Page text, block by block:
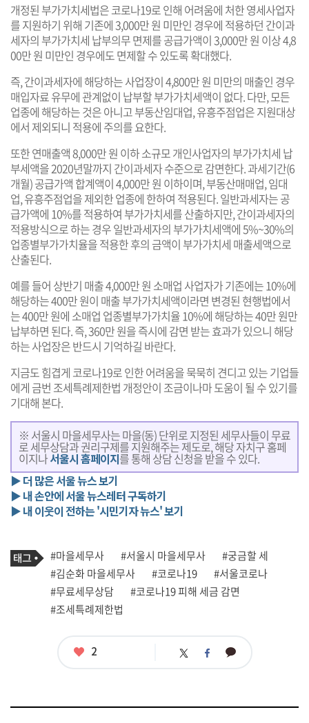
개정된 부가가치세법은 코로나19로 인해 어려움에 처한 영세사업자
를 지원하기 위해 기존에 3,000만 원 미만인 경우에 적용하던 간이과
세자의 부가가치세 납부의무 면제를 공급가액이 3,000만 원 이상 4,8
00만 원 미만인 경우에도 면제할 수 있도록 확대했다.
즉, 간이과세자에 해당하는 사업장이 4,800만 원 미만의 매출인 경우
매입자료 유무에 관계없이 납부할 부가가치세액이 없다. 다만, 모든
업종에 해당하는 것은 아니고 부동산임대업, 유흥주점업은 지원대상
에서 제외되니 적용에 주의를 요한다.
또한 연매출액 8,000만 원 이하 소규모 개인사업자의 부가가치세 납
부세액을 2020년말까지 간이과세자 수준으로 감면한다. 과세기간(6
개월) 공급가액 합계액이 4,000만 원 이하이며, 부동산매매업, 임대
업, 유흥주점업을 제외한 업종에 한하여 적용된다. 일반과세자는 공
급가액에 10%를 적용하여 부가가치세를 산출하지만, 간이과세자의
적용방식으로 하는 경우 일반과세자의 부가가치세액에 5%~30%의
업종별부가가치율을 적용한 후의 금액이 부가가치세 매출세액으로
산출된다.
예를 들어 상반기 매출 4,000만 원 소매업 사업자가 기존에는 10%에
해당하는 400만 원이 매출 부가가치세액이라면 변경된 현행법에서
는 400만 원에 소매업 업종별부가가치율 10%에 해당하는 40만 원만
납부하면 된다. 즉, 360만 원을 즉시에 감면 받는 효과가 있으니 해당
하는 사업장은 반드시 기억하길 바란다.
지금도 힘겹게 코로나19로 인한 어려움을 묵묵히 견디고 있는 기업들
에게 금번 조세특례제한법 개정안이 조금이나마 도움이 될 수 있기를
기대해 본다.
※ 서울시 마을세무사는 마을(동) 단위로 지정된 세무사들이 무료
로 세무상담과 권리구제를 지원해주는 제도로, 해당 자치구 홈페
이지나서울시 홈페이지를 통해 상담 신청을 받을 수 있다.
▶ 더 많은 서울 뉴스 보기
▶ 내 손안에 서울 뉴스레터 구독하기
▶ 내 이웃이 전하는 '시민기자 뉴스' 보기
사
관
련
태
그
태
그
#마을세무사 #서울시 마을세무사
#궁금할 세
#김순화 마을세무사
#코로나19
#서울코로나
#무료세무상담
#코로나19 피해 세금 감면
#조세특례제한법
좋
2 트 페 카